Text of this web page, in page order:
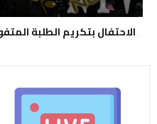
الاحتفال بتكريم الطلبة